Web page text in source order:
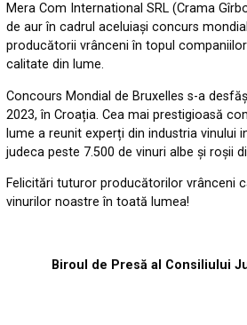
Mera Com International SRL (Crama
de aur în cadrul aceluiași concurs
producătorii vrânceni în topul
calitate din lume.
Concours Mondial de Bruxelles s-a
2023, în Croația. Cea mai prestigioasă
lume a reunit experți din industria vinului
judeca peste 7.500 de vinuri albe și roșii
Felicitări tuturor producătorilor vrânceni
vinurilor noastre în toată lumea!
Biroul de Presă al Consiliului